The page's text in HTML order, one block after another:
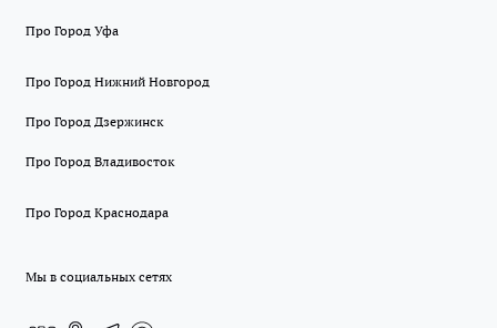
Про Город Уфа
Про Город Нижний Новгород
Про Город Дзержинск
Про Город Владивосток
Про Город Краснодара
Мы в социальных сетях